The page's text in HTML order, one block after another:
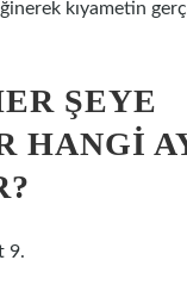
kıyametin
ŞEYE
HANGI
9.